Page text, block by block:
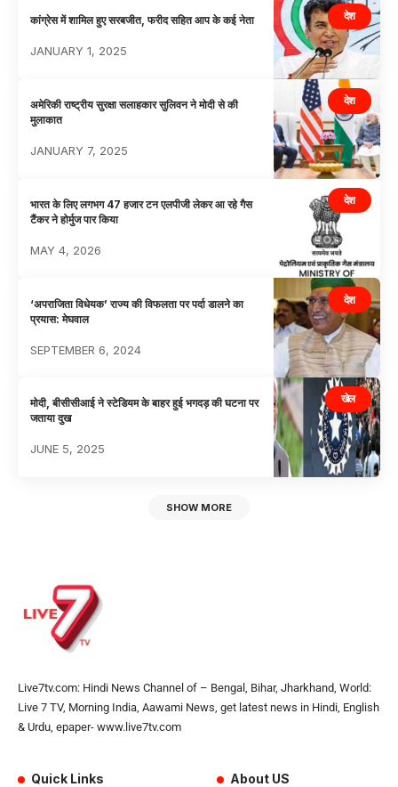
देश
कांग्रेस में शामिल हुए सरबजीत, फरीद सहित आप के कई नेता
JANUARY 1, 2025
देश
अमेरिकी राष्ट्रीय सुरक्षा सलाहकार सुलिवन ने मोदी से की
मुलाकात
JANUARY 7, 2025
देश
भारत के लिए लगभग 47 हजार टन एलपीजी लेकर आ रहे गैस
टैंकर ने होर्मुज पार किया
MAY 4, 2026
देश
‘अपराजिता विधेयक’ राज्य की विफलता पर पर्दा डालने का
प्रयास: मेघवाल
SEPTEMBER 6, 2024
खेल
मोदी, बीसीसीआई ने स्टेडियम के बाहर हुई भगदड़ की घटना पर
जताया दुख
JUNE 5, 2025
SHOW MORE
Live7tv.com: Hindi News Channel of – Bengal, Bihar, Jharkhand, World:
Live 7 TV, Morning India, Aawami News, get latest news in Hindi, English
& Urdu, epaper- www.live7tv.com
Quick Links About US